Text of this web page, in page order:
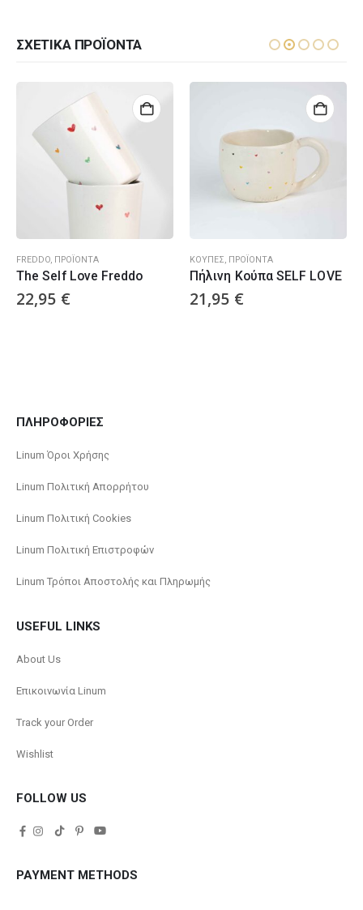
ΣΧΕΤΙΚΆ ΠΡΟΪΌΝΤΑ
FREDDO, ΠΡΟΪΌΝΤΑ
The Self Love Freddo
22,95 €
ΚΟΎΠΕΣ, ΠΡΟΪΌΝΤΑ
Πήλινη Κούπα SELF LOVE
21,95 €
ΠΛΗΡΟΦΟΡΙΕΣ
Linum Όροι Χρήσης
Linum Πολιτική Απορρήτου
Linum Πολιτική Cookies
Linum Πολιτική Επιστροφών
Linum Τρόποι Αποστολής και Πληρωμής
USEFUL LINKS
About Us
Επικοινωνία Linum
Track your Order
Wishlist
FOLLOW US
PAYMENT METHODS